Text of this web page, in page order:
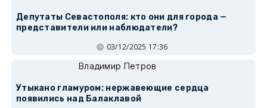
Депутаты Севастополя: кто они для города —
представители или наблюдатели?
03/12/2025 17:36
Владимир Петров
Утыкано гламуром: нержавеющие сердца
появились над Балаклавой